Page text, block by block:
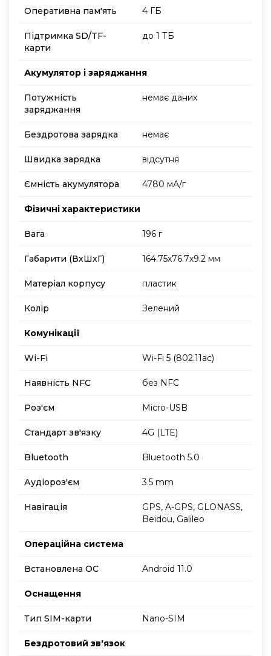
Оперативна пам'ять 4 ГБ
Підтримка SD/TF-
карти
до 1 ТБ
Акумулятор і заряджання
Потужність
заряджання
немає даних
Бездротова зарядка немає
Швидка зарядка відсутня
Ємність акумулятора 4780 мА/г
Фізичні характеристики
Вага 196 г
Габарити (ВхШхГ) 164.75х76.7х9.2 мм
Матеріал корпусу пластик
Колір Зелений
Комунікації
Wi-Fi Wi-Fi 5 (802.11ac)
Наявність NFC без NFC
Роз'єм Micro-USB
Стандарт зв'язку 4G (LTE)
Bluetooth Bluetooth 5.0
Аудіороз'єм 3.5 mm
Навігація
GPS, A-GPS, GLONASS,
Beidou, Galileo
Операційна система
Встановлена ОС Android 11.0
Оснащення
Тип SIM-карти Nano-SIM
Бездротовий зв'язок